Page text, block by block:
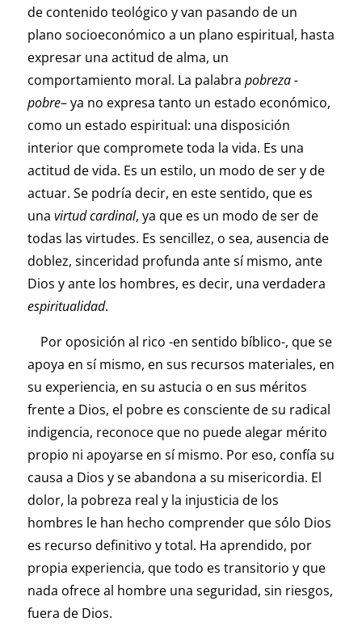
de contenido teológico y van pasando de un
plano socioeconómico a un plano espiritual, hasta
expresar una actitud de alma, un
comportamiento moral. La palabra pobreza -
pobre– ya no expresa tanto un estado económico,
como un estado espiritual: una disposición
interior que compromete toda la vida. Es una
actitud de vida. Es un estilo, un modo de ser y de
actuar. Se podría decir, en este sentido, que es
una virtud cardinal, ya que es un modo de ser de
todas las virtudes. Es sencillez, o sea, ausencia de
doblez, sinceridad profunda ante sí mismo, ante
Dios y ante los hombres, es decir, una verdadera
espiritualidad.
Por oposición al rico -en sentido bíblico-, que se
apoya en sí mismo, en sus recursos materiales, en
su experiencia, en su astucia o en sus méritos
frente a Dios, el pobre es consciente de su radical
indigencia, reconoce que no puede alegar mérito
propio ni apoyarse en sí mismo. Por eso, confía su
causa a Dios y se abandona a su misericordia. El
dolor, la pobreza real y la injusticia de los
hombres le han hecho comprender que sólo Dios
es recurso definitivo y total. Ha aprendido, por
propia experiencia, que todo es transitorio y que
nada ofrece al hombre una seguridad, sin riesgos,
fuera de Dios.